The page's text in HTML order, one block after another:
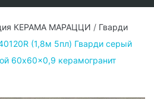
КЕРАМА МАРАЦЦИ / Гварди
(1,8м 5пл) Гварди серый
60x60x0,9 керамогранит